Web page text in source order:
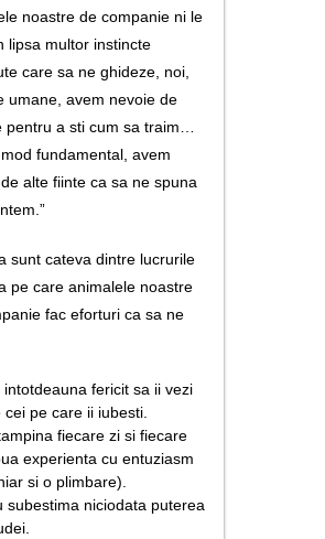
noastre de companie ni le
lipsa multor instincte
care sa ne ghideze, noi,
umane, avem nevoie de
pentru a sti cum sa traim…
fundamental, avem
alte fiinte ca sa ne spuna
sunt cateva dintre lucrurile
pe care animalele noastre
fac eforturi ca sa ne
intotdeauna fericit sa ii vezi
cei pe care ii iubesti.
fiecare zi si fiecare
experienta cu entuziasm
si o plimbare).
subestima niciodata puterea